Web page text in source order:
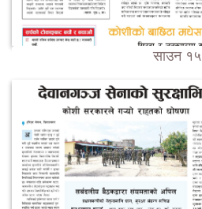
साउन १५